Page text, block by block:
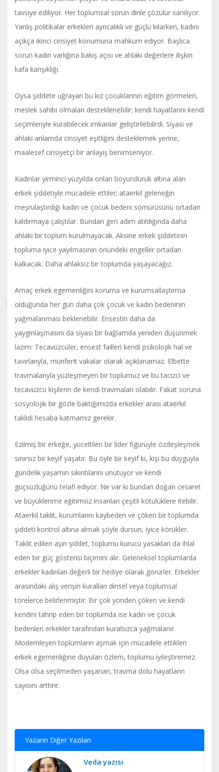
tavsiye ediliyor. Her toplumsal sorun dinle çözülür sanılıyor.
Yanlış politikalar erkekleri ayrıcalıklı ve güçlü kılarken, kadını
açıkça ikinci cinsiyet konumuna mahkum ediyor. Başlıca
sorun kadın varlığına bakış açısı ve ahlaki değerlere ilişkin
kafa karışıklığı.
Oysa şiddete uğrayan bu kız çocuklarının eğitim görmeleri,
meslek sahibi olmaları desteklenebilir; kendi hayatlarını kendi
seçimleriyle kurabilecek imkanlar geliştirilebilirdi. Siyasi ve
ahlaki anlamda cinsiyet eşitliğini desteklemek yerine,
maalesef cinsiyetçi bir anlayış benimseniyor.
Kadınlar yirminci yüzyılda onları boyunduruk altına alan
erkek şiddetiyle mücadele ettiler; ataerkil geleneğin
meşrulaştırdığı kadın ve çocuk bedeni sömürüsünü ortadan
kaldırmaya çalıştılar. Bundan geri adım atıldığında daha
ahlaki bir toplum kurulmayacak. Aksine erkek şiddetinin
topluma iyice yayılmasının önündeki engeller ortadan
kalkacak. Daha ahlaksız bir toplumda yaşayacağız.
Amaç erkek egemenliğini koruma ve kurumsallaştırma
olduğunda her gün daha çok çocuk ve kadın bedeninin
yağmalanması beklenebilir. Ensestin daha da
yaygınlaşmasını da siyasi bir bağlamda yeniden düşünmek
lazım: Tecavüzcüler, ensest failleri kendi psikolojik hal ve
tavırlarıyla, münferit vakalar olarak açıklanamaz. Elbette
travmalarıyla yüzleşmeyen bir toplumuz ve bu tacizci ve
tecavüzcü kişilerin de kendi travmaları olabilir. Fakat soruna
sosyolojik bir gözle baktığımızda erkekler arası ataerkil
taklidi hesaba katmamız gerekir.
Ezilmiş bir erkeğe, yüceltilen bir lider figürüyle özdeşleşmek
sınırsız bir keyif yaşatır. Bu öyle bir keyif ki, kişi bu duyguyla
gündelik yaşamın sıkıntılarını unutuyor ve kendi
güçsüzlüğünü telafi ediyor. Ne var ki bundan doğan cesaret
ve büyüklenme eğitimsiz insanları çeşitli kötülüklere itebilir.
Ataerkil taklit, kurumlarını kaybeden ve çöken bir toplumda
şiddeti kontrol altına almak şöyle dursun, iyice körükler.
Taklit edilen aşırı şiddet, toplumu kurucu yasakları da ihlal
eden bir güç gösterisi biçimini alır. Geleneksel toplumlarda
erkekler kadınları değerli bir hediye olarak görürler. Erkekler
arasındaki alış verişin kuralları dinsel veya toplumsal
törelerce belirlenmiştir. Bir çok yönden çöken ve kendi
kendini tahrip eden bir toplumda ise kadın ve çocuk
bedenleri erkekler tarafından kuralsızca yağmalanır.
Modernleşen toplumların aşmak için mücadele ettikleri
erkek egemenliğine duyulan özlem, toplumu iyileştiremez.
Olsa olsa seçilmeden yaşanan, travma dolu hayatların
sayısını arttırır.
Yazarın Diğer Yazıları
Veda yazısı